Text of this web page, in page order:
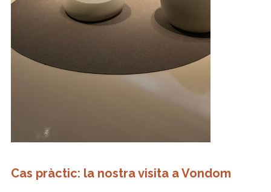
Cas pràctic: la nostra visita a Vondom